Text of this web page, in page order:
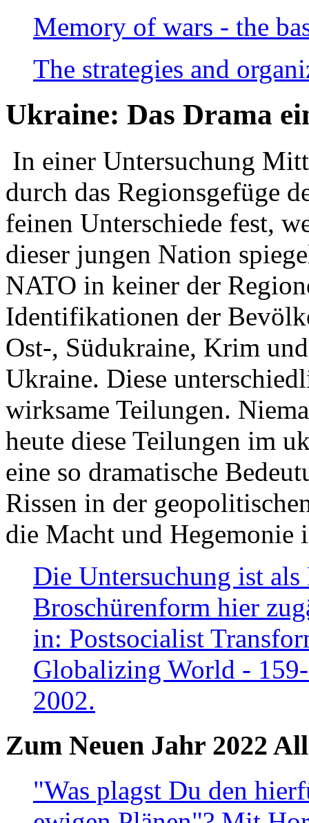
Memory of wars - the
The strategies and
Ukraine: Das Drama
In einer Untersuchung
durch das Regionsgefüge
feinen Unterschiede fest,
dieser jungen Nation
NATO in keiner der
Identifikationen der
Ost-, Südukraine, Krim
Ukraine. Diese
wirksame Teilungen.
heute diese Teilungen im
eine so dramatische
Rissen in der
die Macht und Hegemonie
Die Untersuchung ist
Broschürenform hier
in: Postsocialist
Globalizing World -
2002.
Zum Neuen Jahr 2022
"Was plagst Du den